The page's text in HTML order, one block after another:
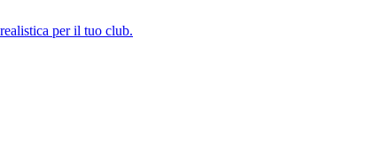
per il tuo club.